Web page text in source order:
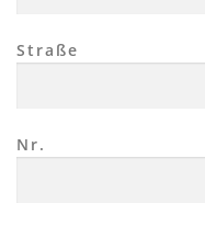
Straße
Nr.